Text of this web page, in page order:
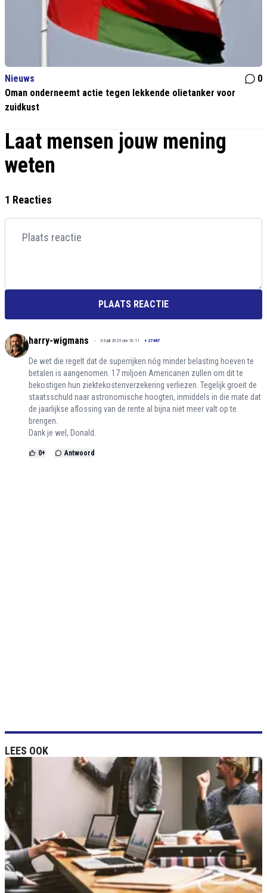
Nieuws
0
Oman onderneemt actie tegen lekkende olietanker voor
zuidkust
Laat mensen jouw mening
weten
1 Reacties
PLAATS REACTIE
harry-wigmans 03 juli 2025 om 10:11 + 27487
De wet die regelt dat de superrijken nóg minder belasting hoeven te
betalen is aangenomen. 17 miljoen Americanen zullen om dit te
bekostigen hun ziektekostenverzekering verliezen. Tegelijk groeit de
staatsschuld naar astronomische hoogten, inmiddels in die mate dat
de jaarlijkse aflossing van de rente al bijna niet meer valt op te
brengen.
Dank je wel, Donald.
0+ Antwoord
LEES OOK